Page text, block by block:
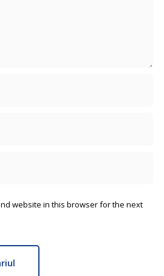
website in this browser for the next